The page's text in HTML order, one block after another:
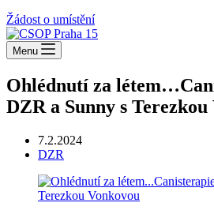
Žádost o umístění
Menu
Ohlédnutí za
DZR a Sunny s Terezkou
7.2.2024
DZR